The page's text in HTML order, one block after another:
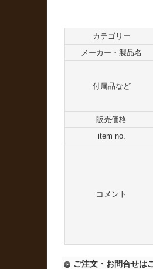
カテゴリー
メーカー・製品名
付属品など
販売価格
item no.
コメント
ご注文・お問合せは